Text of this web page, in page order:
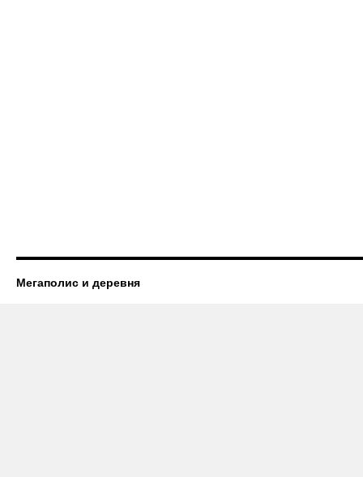
Мегаполис и деревня